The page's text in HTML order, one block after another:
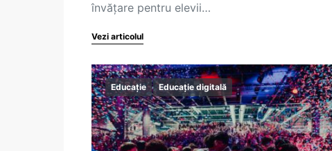
învățare pentru elevii…
Vezi articolul
Educație Educație digitală